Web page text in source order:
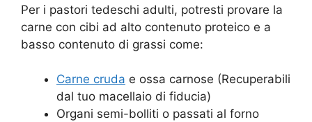
Per i pastori tedeschi adulti, potresti provare la
carne con cibi ad alto contenuto proteico e a
basso contenuto di grassi come:
Carne cruda e ossa carnose (Recuperabili
dal tuo macellaio di fiducia)
Organi semi-bolliti o passati al forno